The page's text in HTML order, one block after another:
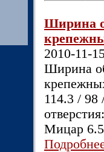
Ширина
2010-11-
Ширина
114.3 / 98
Мицар